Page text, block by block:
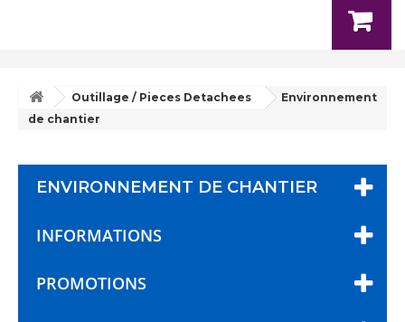
Outillage / Pieces Detachees
Environnement
de chantier
ENVIRONNEMENT DE CHANTIER
INFORMATIONS
PROMOTIONS